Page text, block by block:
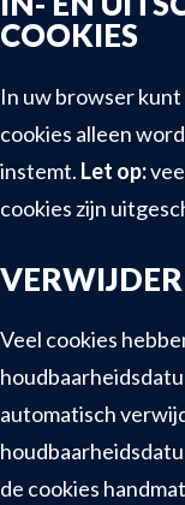
COOKIES
In uw browser
cookies alleen
instemt. Let op:
cookies zijn
Veel cookies
automatisch
de cookies